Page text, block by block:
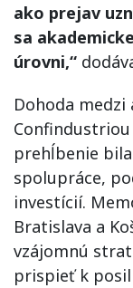
ako prejav
sa
úrovni,“
Dohoda medzi
prehĺbenie
spolupráce,
investícií.
Bratislava a
vzájomnú
prispieť k